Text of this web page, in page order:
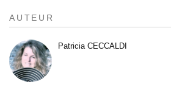
AUTEUR
Patricia CECCALDI